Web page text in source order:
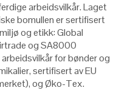
arbeidsvilkår. Laget
bomullen er sertifisert
og etikk: Global
og SA8000
for bønder og
sertifisert av EU
og Øko-Tex.